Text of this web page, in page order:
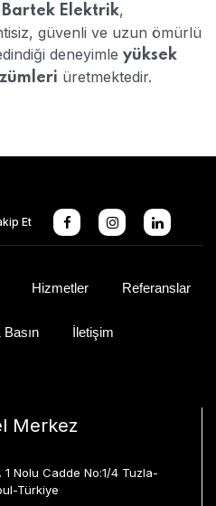
Bartek Elektrik,
güvenli ve uzun ömürlü
deneyimle yüksek
üretmektedir.
Et
Hizmetler Referanslar
İletişim
Merkez
1 Nolu Cadde No:1/4 Tuzla-
Türkiye